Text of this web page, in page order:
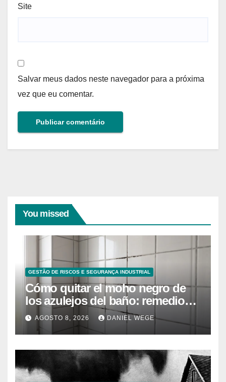
Site
Salvar meus dados neste navegador para a próxima
vez que eu comentar.
You missed
GESTÃO DE RISCOS E SEGURANÇA INDUSTRIAL
Cómo quitar el moho negro de
los azulejos del baño: remedios
caseros efectivos
AGOSTO 8, 2026 DANIEL WEGE